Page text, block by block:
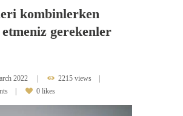
kombinlerken
gerekenler
2022
2215 views
0 likes